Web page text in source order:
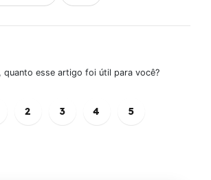
quanto esse artigo foi útil para você?
2 3 4 5